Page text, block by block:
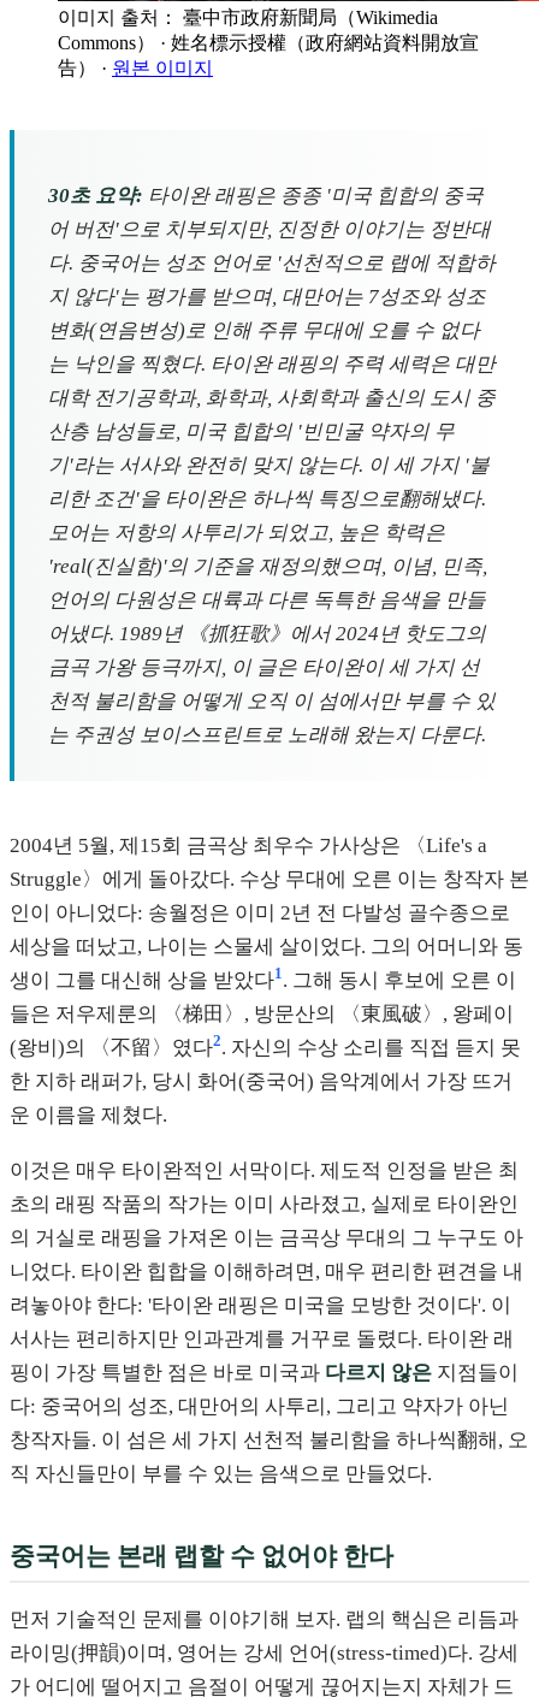
이미지 출처： 臺中市政府新聞局（Wikimedia
Commons） · 姓名標示授權（政府網站資料開放宣
告）
· 원본 이미지
30초 요약: 타이완 래핑은 종종 '미국 힙합의 중국
어 버전'으로 치부되지만, 진정한 이야기는 정반대
다. 중국어는 성조 언어로 '선천적으로 랩에 적합하
지 않다'는 평가를 받으며, 대만어는 7성조와 성조
변화(연음변성)로 인해 주류 무대에 오를 수 없다
는 낙인을 찍혔다. 타이완 래핑의 주력 세력은 대만
대학 전기공학과, 화학과, 사회학과 출신의 도시 중
산층 남성들로, 미국 힙합의 '빈민굴 약자의 무
기'라는 서사와 완전히 맞지 않는다. 이 세 가지 '불
리한 조건'을 타이완은 하나씩 특징으로翻해냈다.
모어는 저항의 사투리가 되었고, 높은 학력은
'real(진실함)'의 기준을 재정의했으며, 이념, 민족,
언어의 다원성은 대륙과 다른 독특한 음색을 만들
어냈다. 1989년 《抓狂歌》에서 2024년 핫도그의
금곡 가왕 등극까지, 이 글은 타이완이 세 가지 선
천적 불리함을 어떻게 오직 이 섬에서만 부를 수 있
는 주권성 보이스프린트로 노래해 왔는지 다룬다.
2004년 5월, 제15회 금곡상 최우수 가사상은 〈Life's a
Struggle〉에게 돌아갔다. 수상 무대에 오른 이는 창작자 본
인이 아니었다: 송월정은 이미 2년 전 다발성 골수종으로
세상을 떠났고, 나이는 스물세 살이었다. 그의 어머니와 동
생이 그를 대신해 상을 받았다1. 그해 동시 후보에 오른 이
들은 저우제룬의 〈梯田〉, 방문산의 〈東風破〉, 왕페이
(왕비)의 〈不留〉였다2. 자신의 수상 소리를 직접 듣지 못
한 지하 래퍼가, 당시 화어(중국어) 음악계에서 가장 뜨거
운 이름을 제쳤다.
이것은 매우 타이완적인 서막이다. 제도적 인정을 받은 최
초의 래핑 작품의 작가는 이미 사라졌고, 실제로 타이완인
의 거실로 래핑을 가져온 이는 금곡상 무대의 그 누구도 아
니었다. 타이완 힙합을 이해하려면, 매우 편리한 편견을 내
려놓아야 한다: '타이완 래핑은 미국을 모방한 것이다'. 이
서사는 편리하지만 인과관계를 거꾸로 돌렸다. 타이완 래
핑이 가장 특별한 점은 바로 미국과 다르지 않은 지점들이
다: 중국어의 성조, 대만어의 사투리, 그리고 약자가 아닌
창작자들. 이 섬은 세 가지 선천적 불리함을 하나씩翻해, 오
직 자신들만이 부를 수 있는 음색으로 만들었다.
중국어는 본래 랩할 수 없어야 한다
먼저 기술적인 문제를 이야기해 보자. 랩의 핵심은 리듬과
라이밍(押韻)이며, 영어는 강세 언어(stress-timed)다. 강세
가 어디에 떨어지고 음절이 어떻게 끊어지는지 자체가 드